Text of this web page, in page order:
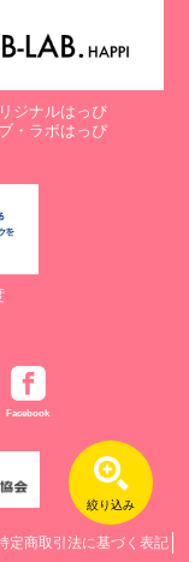
絞り込み
ジナルはっぴ
・ラボはっぴ
Facebook
定商取引法に基づく表記